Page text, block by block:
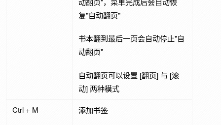
复"自动翻页"
书本翻到最后一页会自动停止"自
动翻页"
自动翻页可以设置 [翻页] 与 [滚
动] 两种模式
Ctrl + M 添加书签